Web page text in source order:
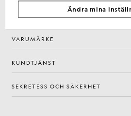
Facebook
VARUMÄRKE
KUNDTJÄNST
SEKRETESS OCH SÄKERHET
Ändra mina